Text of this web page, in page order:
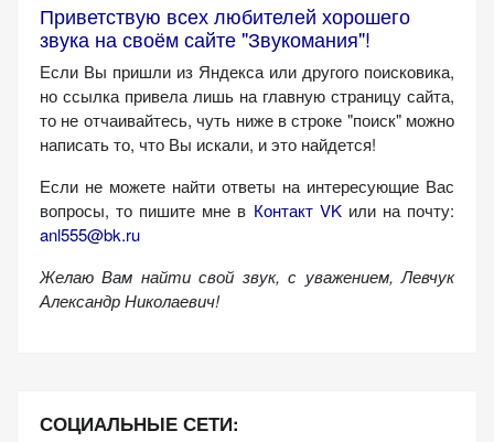
Приветствую всех любителей хорошего
звука на своём сайте "Звукомания"!
Если Вы пришли из Яндекса или другого поисковика,
но ссылка привела лишь на главную страницу сайта,
то не отчаивайтесь, чуть ниже в строке "поиск" можно
написать то, что Вы искали, и это найдется!
Если не можете найти ответы на интересующие Вас
вопросы, то пишите мне в Контакт VKили на почту:
anl555@bk.ru
Желаю Вам найти свой звук, с уважением, Левчук
Александр Николаевич!
СОЦИАЛЬНЫЕ СЕТИ:
Яндекс.Директ:
персонализированная
реклама на основе
ваших интересов.
Рассказывая о своих
интересах и
поведении при
сайта, вы повышаете
вероятность
просмотра
персонализированного